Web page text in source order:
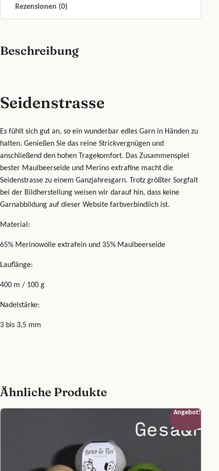
Rezensionen (0)
Beschreibung
Seidenstrasse
Es fühlt sich gut an, so ein wunderbar edles Garn in Händen zu
halten. Genießen Sie das reine Strickvergnügen und
anschließend den hohen Tragekomfort. Das Zusammenspiel
bester Maulbeerseide und Merino extrafine macht die
Seidenstrasse zu einem Ganzjahresgarn. Trotz größter Sorgfalt
bei der Bildherstellung weisen wir darauf hin, dass keine
Garnabbildung auf dieser Website farbverbindlich ist.
Material:
65% Merinowolle extrafein und 35% Maulbeerseide
Lauflänge:
400 m / 100 g
Nadelstärke:
3 bis 3,5 mm
Ähnliche Produkte
Angebot!